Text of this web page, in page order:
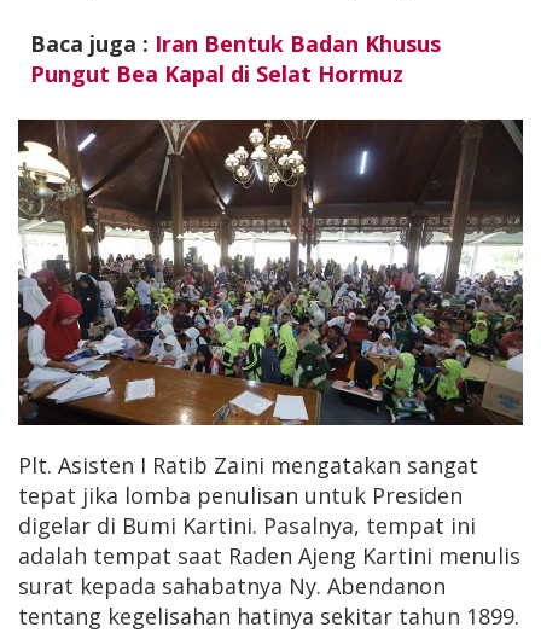
Baca juga : Iran Bentuk Badan Khusus
Pungut Bea Kapal di Selat Hormuz
Plt. Asisten I Ratib Zaini mengatakan sangat
tepat jika lomba penulisan untuk Presiden
digelar di Bumi Kartini. Pasalnya, tempat ini
adalah tempat saat Raden Ajeng Kartini menulis
surat kepada sahabatnya Ny. Abendanon
tentang kegelisahan hatinya sekitar tahun 1899.